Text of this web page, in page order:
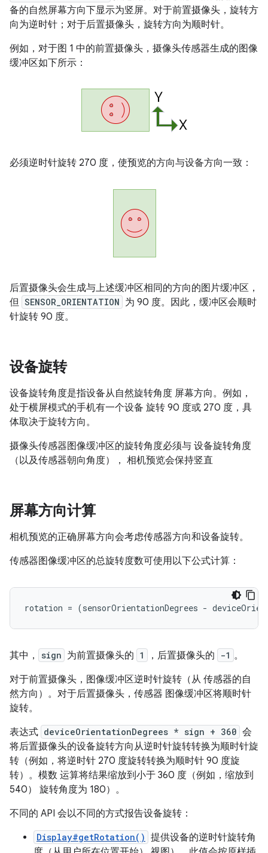
备的自然屏幕方向下显示为竖屏。对于前置摄像头，旋转方
向为逆时针；对于后置摄像头，旋转方向为顺时针。
例如，对于图 1 中的前置摄像头，摄像头传感器生成的图像
缓冲区如下所示：
必须逆时针旋转 270 度，使预览的方向与设备方向一致：
后置摄像头会生成与上述缓冲区相同的方向的图片缓冲区，
但 SENSOR_ORIENTATION 为 90 度。因此，缓冲区会顺时
针旋转 90 度。
设备旋转
设备旋转角度是指设备从自然旋转角度 屏幕方向。例如，
处于横屏模式的手机有一个设备 旋转 90 度或 270 度，具
体取决于旋转方向。
摄像头传感器图像缓冲区的旋转角度必须与 设备旋转角度
（以及传感器朝向角度）， 相机预览会保持竖直
屏幕方向计算
相机预览的正确屏幕方向会考虑传感器方向和设备旋转。
传感器图像缓冲区的总旋转度数可使用以下公式计算：
其中， sign 为前置摄像头的 1 ，后置摄像头的 -1 。
对于前置摄像头，图像缓冲区逆时针旋转（从 传感器的自
然方向）。对于后置摄像头，传感器 图像缓冲区将顺时针
旋转。
表达式 deviceOrientationDegrees * sign + 360 会
将后置摄像头的设备旋转方向从逆时针旋转转换为顺时针旋
转（例如，将逆时针 270 度旋转转换为顺时针 90 度旋
转）。模数 运算将结果缩放到小于 360 度（例如，缩放到
540） 旋转角度为 180）。
不同的 API 会以不同的方式报告设备旋转：
Display#getRotation() 提供设备的逆时针旋转角